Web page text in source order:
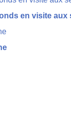
en visite aux